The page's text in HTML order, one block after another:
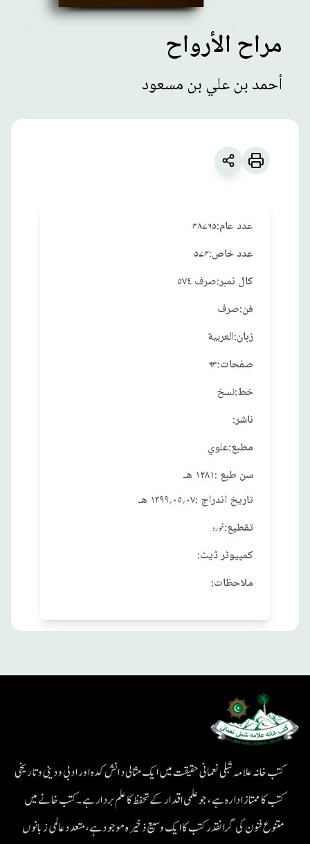
مراح الأرواح
أحمد بن علي بن مسعود
۴۸۷۶۵ :عدد عام
۵۷۴ :عدد خاص
صرف ٥٧٤:کال نمبر
صرف :فن
العربية :زبان
۶۳ :صفحات
نسخ:خط
:ناشر
علوي:مطبع
١٢٨١ هـ : سن طبع
٠٧؍٠٥؍١٣٩٩ هـ : تاريخ اندراج
خورد :تقطيع
:کمپیوٹر ڈیٹ
:ملاحظات
کتب خانہ علامہ شبلی نعمانی حقیقت میں ایک مثالی دانش کدہ اور ادبی ودینی و تاریخی
کتب کا ممتاز ادارہ ہے، جو علمی اقدار کے تحفظ کا علم بردار ہے۔کتب خانے میں
متنوع فنون کی گرانقدر کتب کا ایک وسیع ذخیرہ موجود ہے، متعدد عالمی زبانوں